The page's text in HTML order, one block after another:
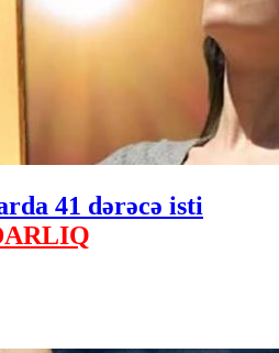
41 dərəcə isti